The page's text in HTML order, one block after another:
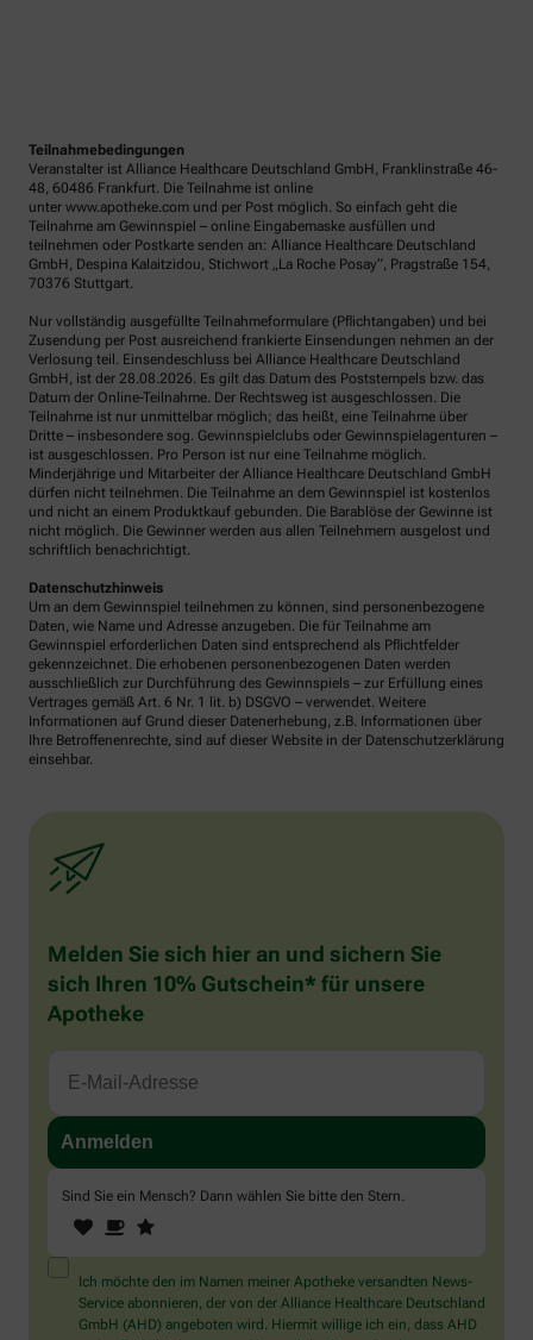
Teilnahmebedingungen
Veranstalter ist Alliance Healthcare Deutschland GmbH, Franklinstraße 46-
48, 60486 Frankfurt. Die Teilnahme ist online
unter www.apotheke.com und per Post möglich. So einfach geht die
Teilnahme am Gewinnspiel – online Eingabemaske ausfüllen und
teilnehmen oder Postkarte senden an: Alliance Healthcare Deutschland
GmbH, Despina Kalaitzidou, Stichwort „La Roche Posay“, Pragstraße 154,
70376 Stuttgart.
Nur vollständig ausgefüllte Teilnahmeformulare (Pflichtangaben) und bei
Zusendung per Post ausreichend frankierte Einsendungen nehmen an der
Verlosung teil. Einsendeschluss bei Alliance Healthcare Deutschland
GmbH, ist der 28.08.2026. Es gilt das Datum des Poststempels bzw. das
Datum der Online-Teilnahme. Der Rechtsweg ist ausgeschlossen. Die
Teilnahme ist nur unmittelbar möglich; das heißt, eine Teilnahme über
Dritte – insbesondere sog. Gewinnspielclubs oder Gewinnspielagenturen –
ist ausgeschlossen. Pro Person ist nur eine Teilnahme möglich.
Minderjährige und Mitarbeiter der Alliance Healthcare Deutschland GmbH
dürfen nicht teilnehmen. Die Teilnahme an dem Gewinnspiel ist kostenlos
und nicht an einem Produktkauf gebunden. Die Barablöse der Gewinne ist
nicht möglich. Die Gewinner werden aus allen Teilnehmern ausgelost und
schriftlich benachrichtigt.
Datenschutzhinweis
Um an dem Gewinnspiel teilnehmen zu können, sind personenbezogene
Daten, wie Name und Adresse anzugeben. Die für Teilnahme am
Gewinnspiel erforderlichen Daten sind entsprechend als Pflichtfelder
gekennzeichnet. Die erhobenen personenbezogenen Daten werden
ausschließlich zur Durchführung des Gewinnspiels – zur Erfüllung eines
Vertrages gemäß Art. 6 Nr. 1 lit. b) DSGVO – verwendet. Weitere
Informationen auf Grund dieser Datenerhebung, z.B. Informationen über
Ihre Betroffenenrechte, sind auf dieser Website in der Datenschutzerklärung
einsehbar.
Melden Sie sich hier an und sichern Sie
sich Ihren 10% Gutschein* für unsere
Apotheke
Sind Sie ein Mensch? Dann wählen Sie bitte den Stern.
Sind
Sie
ein
Mensch?
Dann
wählen
1 2
Ich möchte den im Namen meiner Apotheke versandten News-
Service abonnieren, der von der Alliance Healthcare Deutschland
GmbH (AHD) angeboten wird. Hiermit willige ich ein, dass AHD